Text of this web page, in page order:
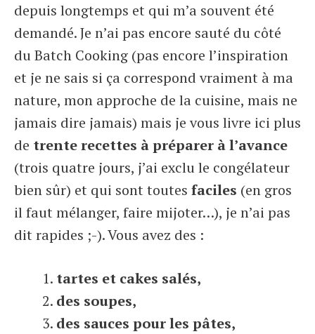
depuis longtemps et qui m’a souvent été
demandé. Je n’ai pas encore sauté du côté
du Batch Cooking (pas encore l’inspiration
et je ne sais si ça correspond vraiment à ma
nature, mon approche de la cuisine, mais ne
jamais dire jamais) mais je vous livre ici plus
de trente recettes à préparer à l’avance
(trois quatre jours, j’ai exclu le congélateur
bien sûr) et qui sont toutes faciles (en gros
il faut mélanger, faire mijoter…), je n’ai pas
dit rapides ;-). Vous avez des :
tartes et cakes salés,
des soupes,
des sauces pour les pâtes,